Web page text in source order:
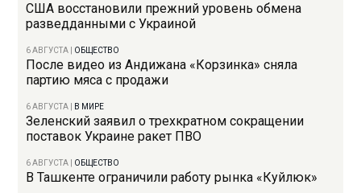
США восстановили прежний уровень обмена
разведданными с Украиной
6 АВГУСТА ОБЩЕСТВО
После видео из Андижана «Корзинка» сняла
партию мяса с продажи
6 АВГУСТА В МИРЕ
Зеленский заявил о трехкратном сокращении
поставок Украине ракет ПВО
6 АВГУСТА ОБЩЕСТВО
В Ташкенте ограничили работу рынка «Куйлюк»